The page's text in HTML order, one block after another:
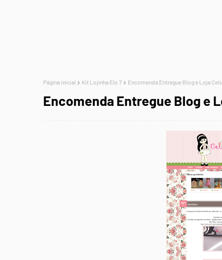
Página inicial Kit Lojinha Elo 7 Encomenda Entregue Blog e Loja
Encomenda Entregue Blog e